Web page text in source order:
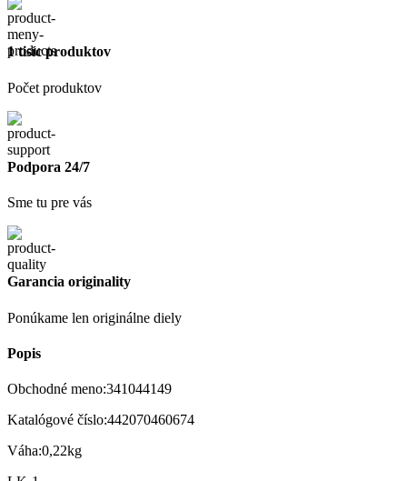
1 tisíc produktov
Počet produktov
Podpora 24/7
Sme tu pre vás
Garancia originality
Ponúkame len originálne diely
Popis
Obchodné meno:341044149
Katalógové číslo:442070460674
Váha:0,22kg